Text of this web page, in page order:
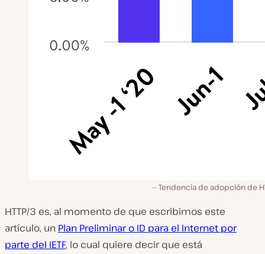
Tendencia de adopción de
HTTP/3 es, al momento de que escribimos este
artículo, un Plan Preliminar o ID para el Internet por
parte del IETF, lo cual quiere decir que está